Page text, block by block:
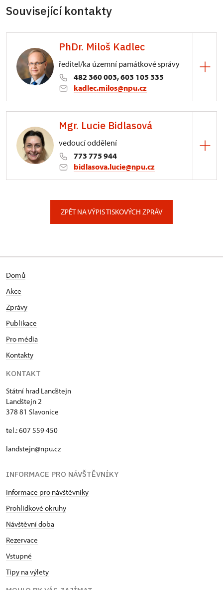
Související kontakty
PhDr. Miloš Kadlec
ředitel/ka územní památkové správy
482 360 003, 603 105 335
kadlec.milos@npu.cz
3/, Sychrov 3
Mgr. Lucie Bidlasová
vedoucí oddělení
773 775 944
bidlasova.lucie@npu.cz
ZPĚT NA VÝPIS TISKOVÝCH ZPRÁV
Domů
Akce
Zprávy
Publikace
Pro média
Kontakty
KONTAKT
Státní hrad Landštejn
Landštejn 2
378 81 Slavonice
tel.: 607 559 450
landstejn@npu.cz
INFORMACE PRO NÁVŠTĚVNÍKY
Informace pro návštěvníky
Prohlídkové okruhy
Návštěvní doba
Rezervace
Vstupné
Tipy na výlety